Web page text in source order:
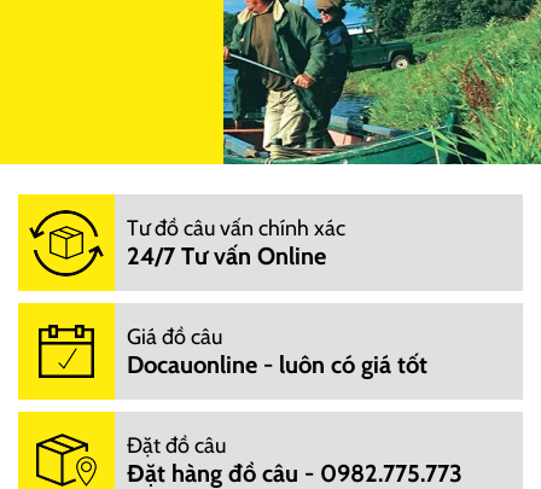
Tư đồ câu vấn chính xác
24/7 Tư vấn Online
Giá đồ câu
Docauonline - luôn có giá tốt
Đặt đồ câu
Đặt hàng đồ câu - 0982.775.773